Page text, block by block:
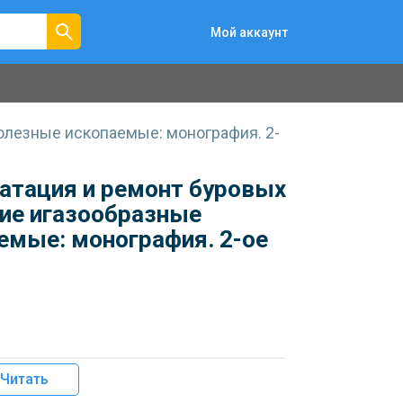
Мой аккаунт
ископаемые: монография. 2-
и ремонт буровых
игазообразные
монография. 2-ое
Читать